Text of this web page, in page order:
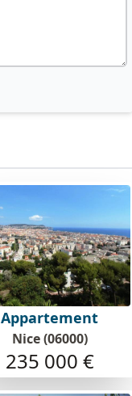
Appartement
Nice (06000)
235 000 €